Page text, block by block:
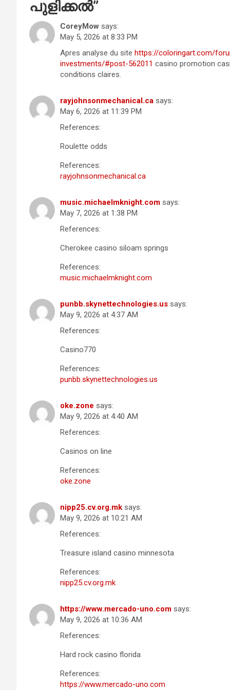
പുളിക്കല്‍”
CoreyMow says:
May 5, 2026 at 8:33 PM
Apres analyse du site https://coloringart.com/
investments/#post-562011 casino promotion
conditions claires.
rayjohnsonmechanical.ca says:
May 6, 2026 at 11:39 PM
References:
Roulette odds
References:
rayjohnsonmechanical.ca
music.michaelmknight.com says:
May 7, 2026 at 1:38 PM
References:
Cherokee casino siloam springs
References:
music.michaelmknight.com
punbb.skynettechnologies.us says:
May 9, 2026 at 4:37 AM
References:
Casino770
References:
punbb.skynettechnologies.us
oke.zone says:
May 9, 2026 at 4:40 AM
References:
Casinos on line
References:
oke.zone
nipp25.cv.org.mk says:
May 9, 2026 at 10:21 AM
References:
Treasure island casino minnesota
References:
nipp25.cv.org.mk
https://www.mercado-uno.com says:
May 9, 2026 at 10:36 AM
References:
Hard rock casino florida
References:
https://www.mercado-uno.com